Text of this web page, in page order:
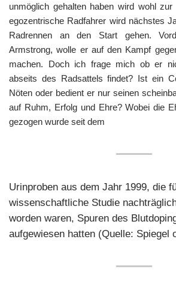
unmöglich gehalten haben wird wohl
egozentrische Radfahrer wird nächstes
Radrennen an den Start gehen.
Armstrong, wolle er auf den Kampf
machen. Doch ich frage mich ob er
abseits des Radsattels findet? Ist ein
Nöten oder bedient er nur seinen
auf Ruhm, Erfolg und Ehre? Wobei die
gezogen wurde seit dem
Urinproben aus dem Jahr 1999, die
wissenschaftliche Studie
worden waren, Spuren des
aufgewiesen hatten (Quelle: Spiegel